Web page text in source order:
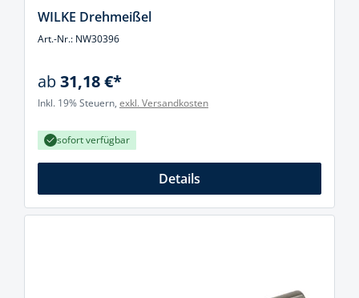
WILKE Drehmeißel
Art.-Nr.: NW30396
ab31,18 €*
Inkl. 19% Steuern, exkl. Versandkosten
sofort verfügbar
Details